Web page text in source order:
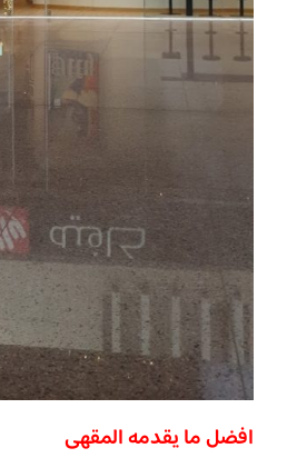
افضل ما يقدمه المقهى